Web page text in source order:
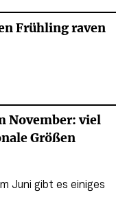
Frühling raven
November: viel
Größen